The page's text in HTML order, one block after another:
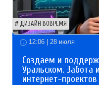
ДИЗАЙН ВОВРЕМЯ
12:06 | 28 июля
Создаем и
Уральском.
интернет-проектов